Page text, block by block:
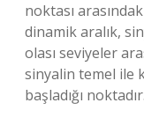
noktası
dinamik aralık,
olası seviyeler
sinyalin temel ile
başladığı noktadır.